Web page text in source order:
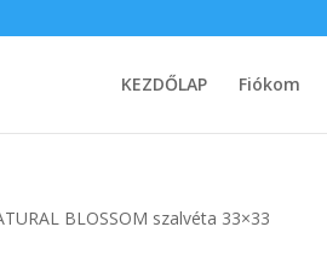
KEZDŐLAP Fiókom
BLOSSOM szalvéta 33×33